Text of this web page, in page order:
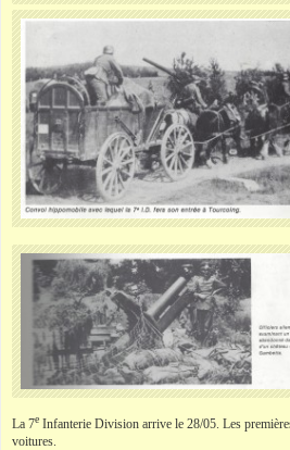
La 7e Infanterie Division arrive le 28/05. Les
voitures.